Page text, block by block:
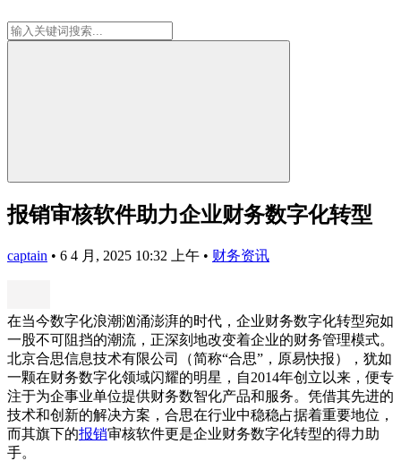
报销审核软件助力企业财务数字化转型
captain • 6 4 月, 2025 10:32 上午 • 财务资讯
在当今数字化浪潮汹涌澎湃的时代，企业财务数字化转型宛如
一股不可阻挡的潮流，正深刻地改变着企业的财务管理模式。
北京合思信息技术有限公司（简称“合思”，原易快报），犹如
一颗在财务数字化领域闪耀的明星，自2014年创立以来，便专
注于为企事业单位提供财务数智化产品和服务。凭借其先进的
技术和创新的解决方案，合思在行业中稳稳占据着重要地位，
而其旗下的报销审核软件更是企业财务数字化转型的得力助
手。